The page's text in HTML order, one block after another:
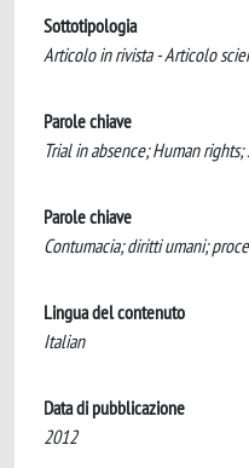
Sottotipologia
Articolo in rivista - Articolo
Parole chiave
Trial in absence; Human
Parole chiave
Contumacia; diritti umani;
Lingua del contenuto
Italian
Data di pubblicazione
2012